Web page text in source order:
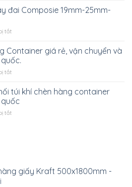
chằng
hàng
đơ
móc.
Loại:
S,móc
khoá
đai Composie 19mm-25mm-
tắtở
căng
dây
đai
19mm-
25mm-
Container giá rẻ, vận chuyển và
tắtở
khí
chèn
hàng
Container
hàng
túi khí chèn hàng container
tắtở
hànggiấy Kraft 500x1800mm -